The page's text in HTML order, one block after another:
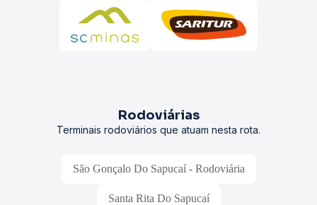
Rodoviárias
Terminais rodoviários que atuam nesta rota.
São Gonçalo Do Sapucaí - Rodoviária
Santa Rita Do Sapucaí